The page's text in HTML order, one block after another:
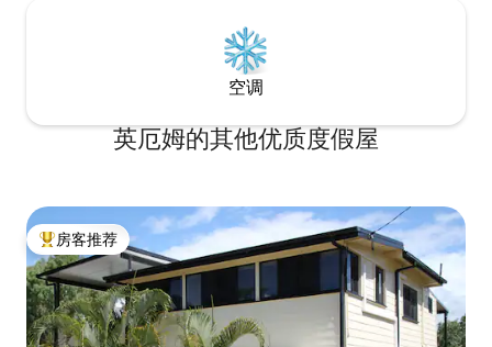
空调
英厄姆的其他优质度假屋
热门「房客推荐」
房客推荐